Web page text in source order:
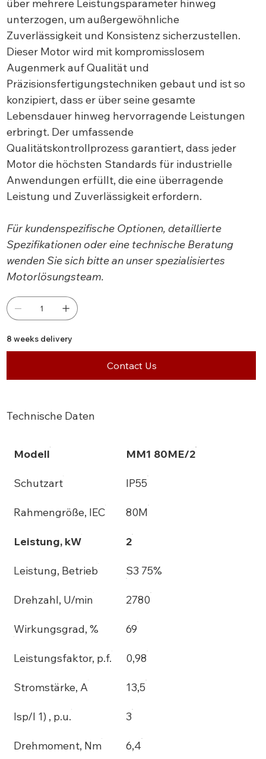
über mehrere Leistungsparameter hinweg
unterzogen, um außergewöhnliche
Zuverlässigkeit und Konsistenz sicherzustellen.
Dieser Motor wird mit kompromisslosem
Augenmerk auf Qualität und
Präzisionsfertigungstechniken gebaut und ist so
konzipiert, dass er über seine gesamte
Lebensdauer hinweg hervorragende Leistungen
erbringt. Der umfassende
Qualitätskontrollprozess garantiert, dass jeder
Motor die höchsten Standards für industrielle
Anwendungen erfüllt, die eine überragende
Leistung und Zuverlässigkeit erfordern.
Für kundenspezifische Optionen, detaillierte
Spezifikationen oder eine technische Beratung
wenden Sie sich bitte an unser spezialisiertes
Motorlösungsteam.
8 weeks delivery
Contact Us
Technische Daten
Modell MM1 80ME/2
Schutzart IP55
Rahmengröße, IEC 80M
Leistung, kW 2
Leistung, Betrieb S3 75%
Drehzahl, U/min 2780
Wirkungsgrad, % 69
Leistungsfaktor, p.f. 0,98
Stromstärke, A 13,5
Isp/I 1) , p.u. 3
Drehmoment, Nm 6,4